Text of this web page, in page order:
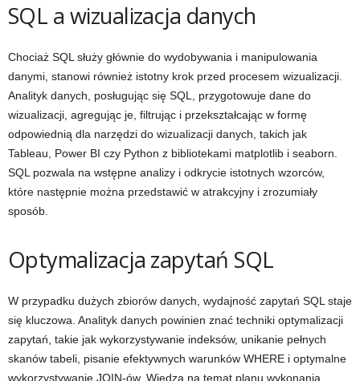
SQL a wizualizacja danych
Chociaż SQL służy głównie do wydobywania i manipulowania
danymi, stanowi również istotny krok przed procesem wizualizacji.
Analityk danych, posługując się SQL, przygotowuje dane do
wizualizacji, agregując je, filtrując i przekształcając w formę
odpowiednią dla narzędzi do wizualizacji danych, takich jak
Tableau, Power BI czy Python z bibliotekami matplotlib i seaborn.
SQL pozwala na wstępne analizy i odkrycie istotnych wzorców,
które następnie można przedstawić w atrakcyjny i zrozumiały
sposób.
Optymalizacja zapytań SQL
W przypadku dużych zbiorów danych, wydajność zapytań SQL staje
się kluczowa. Analityk danych powinien znać techniki optymalizacji
zapytań, takie jak wykorzystywanie indeksów, unikanie pełnych
skanów tabeli, pisanie efektywnych warunków WHERE i optymalne
wykorzystywanie JOIN-ów. Wiedza na temat planu wykonania